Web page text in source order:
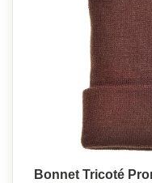
Bonnet Tricoté